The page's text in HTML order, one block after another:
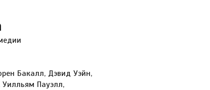
Бакалл, Дэвид Уэйн,
Пауэлл,